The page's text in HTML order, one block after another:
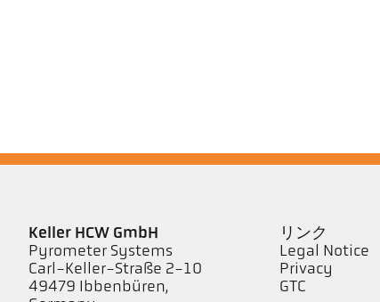
Keller HCW GmbH
Pyrometer Systems
Carl-Keller-Straße 2-10
49479 Ibbenbüren,
リンク
Legal Notice
Privacy
GTC